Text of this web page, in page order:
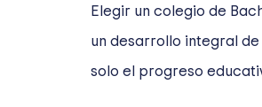
Elegir un colegio de
un desarrollo integral
solo el progreso